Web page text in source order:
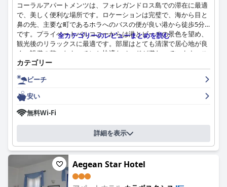
コーラルアパートメンツは、フォレガンドロス島での滞在に最適
で、美しく便利な場所です。ロケーションは完璧で、海から目と
鼻の先、主要な町であるホラへのバスの便が良い港から徒歩5分
です。プライベートバルコニーからは港とビーチの景色を望め、
観光後のリラックスに最適です。部屋はとても清潔で居心地が良
く、設備の整ったキッチンと快適なベッドが備わっています。ス
タッフは素晴らしく、特にミルティアはコミュニケーション能力
が高く、楽しい人柄で、ギリシャの「フィロクセニア（おもてな
し）」の概念を体現しています。施設は徹底的に清掃されてお
り、清潔なタオルとリネンが定期的に交換されます。ゲストハウ
スには広々とした部屋があり、滞在中に快適に過ごせるよう必要
なアメニティがすべて揃っています。ビーチと港に近いことも、
パートメンツは美しく、清潔で快適な滞在場所であり、ゲストは
我が家のように感じることができます。
全カテゴリーのレビューまとめを読む
カテゴリー
ビーチ
安い
無料Wi-Fi
詳細を表示
Aegean Star Hotel